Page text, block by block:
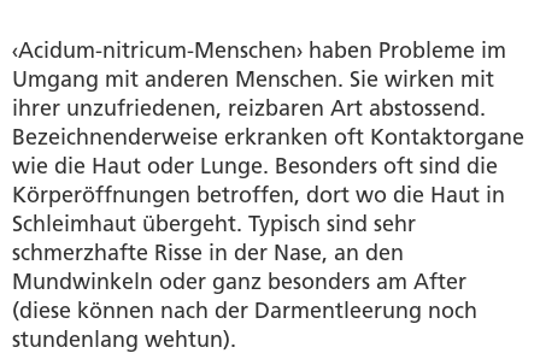
‹Acidum-nitricum-Menschen› haben Probleme im
Umgang mit anderen Menschen. Sie wirken mit
ihrer unzufriedenen, reizbaren Art abstossend.
Bezeichnenderweise erkranken oft Kontaktorgane
wie die Haut oder Lunge. Besonders oft sind die
Körperöffnungen betroffen, dort wo die Haut in
Schleimhaut übergeht. Typisch sind sehr
schmerzhafte Risse in der Nase, an den
Mundwinkeln oder ganz besonders am After
(diese können nach der Darmentleerung noch
stundenlang wehtun).